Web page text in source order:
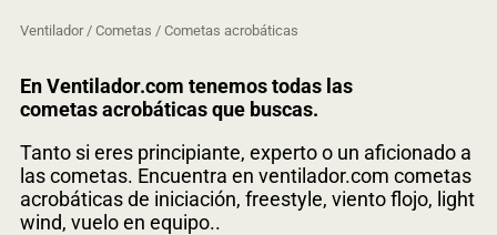
Ventilador/ Cometas / Cometas acrobáticas
En Ventilador.com tenemos todas las
cometas acrobáticas que buscas.
Tanto si eres principiante, experto o un aficionado a
las cometas. Encuentra en ventilador.com cometas
acrobáticas de iniciación, freestyle, viento flojo, light
wind, vuelo en equipo..